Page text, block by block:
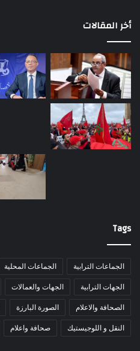
أخر المقالات
Tags
الجماعات الترابية الجماعات المحلية
الجهات الترابية الجهات والعمالات
الصحافة والاعلام الصورة البارزة
النقل و اللوجيستيك صحافة واعلام